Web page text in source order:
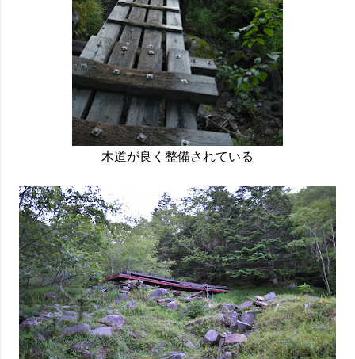
木道が良く整備されている